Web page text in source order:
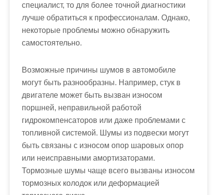
специалист, то для более точной диагностики
лучше обратиться к профессионалам. Однако,
некоторые проблемы можно обнаружить
самостоятельно.
Возможные причины шумов в автомобиле
могут быть разнообразны. Например, стук в
двигателе может быть вызван износом
поршней, неправильной работой
гидрокомпенсаторов или даже проблемами с
топливной системой. Шумы из подвески могут
быть связаны с износом опор шаровых опор
или неисправными амортизаторами.
Тормозные шумы чаще всего вызваны износом
тормозных колодок или деформацией